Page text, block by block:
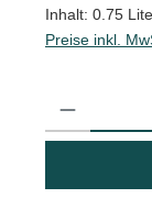
Inhalt: 0.75
Preise inkl.
Produkt